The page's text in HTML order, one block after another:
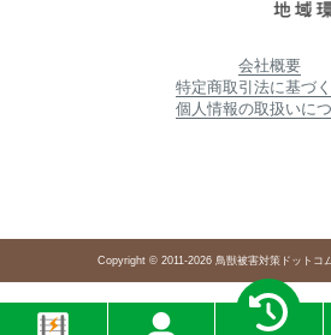
会社概要
特定商取引法に基づ
個人情報の取扱いに
Copyright © 2011-2026 鳥獣被害対策ドットコ